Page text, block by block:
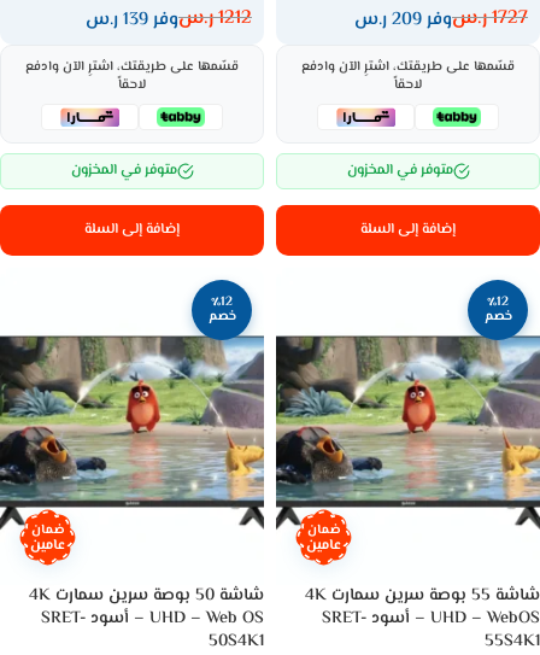
1727ر.سوفر 209 ر.س
قسّمها على طريقتك، اشترِ الآن وادفع
لاحقاً
متوفر في المخزون
إضافة إلى السلة
1212ر.سوفر 139 ر.س
قسّمها على طريقتك، اشترِ الآن وادفع
لاحقاً
متوفر في المخزون
إضافة إلى السلة
٪12
خصم
ضمان
عامين
شاشة 55 بوصة سرين سمارت 4K
UHD – WebOS – أسود SRET-
55S4K1
٪12
خصم
ضمان
عامين
شاشة 50 بوصة سرين سمارت 4K
UHD – Web OS – أسود SRET-
50S4K1